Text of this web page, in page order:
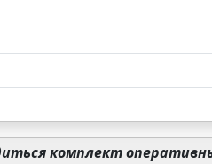
комплект